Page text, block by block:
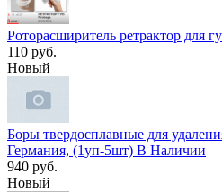
Роторасширитель ретрактор для
110 руб.
Новый
Боры твердосплавные для
Германия, (1уп-5шт) В Наличии
940 руб.
Новый